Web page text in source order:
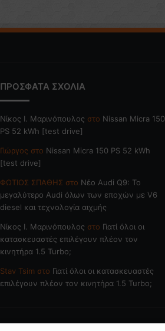
ΠΡΟΣΦΑΤΑ ΣΧΟΛΙΑ
Nίκος Ι. Mαρινόπουλος στο Nissan Micra 150
PS 52 kWh [test drive]
Γιώργος στο Nissan Micra 150 PS 52 kWh
[test drive]
ΦΩΤΙΟΣ ΣΠΑΘΗΣ στο Νέο Audi Q9: Το
μεγαλύτερο Audi όλων των εποχών με V6
diesel και τεχνολογία αιχμής
Nίκος Ι. Mαρινόπουλος στο Γιατί όλοι οι
κατασκευαστές επιλέγουν πλέον τον
κινητήρα 1.5 Turbo;
Stav Tsim στο Γιατί όλοι οι κατασκευαστές
επιλέγουν πλέον τον κινητήρα 1.5 Turbo;